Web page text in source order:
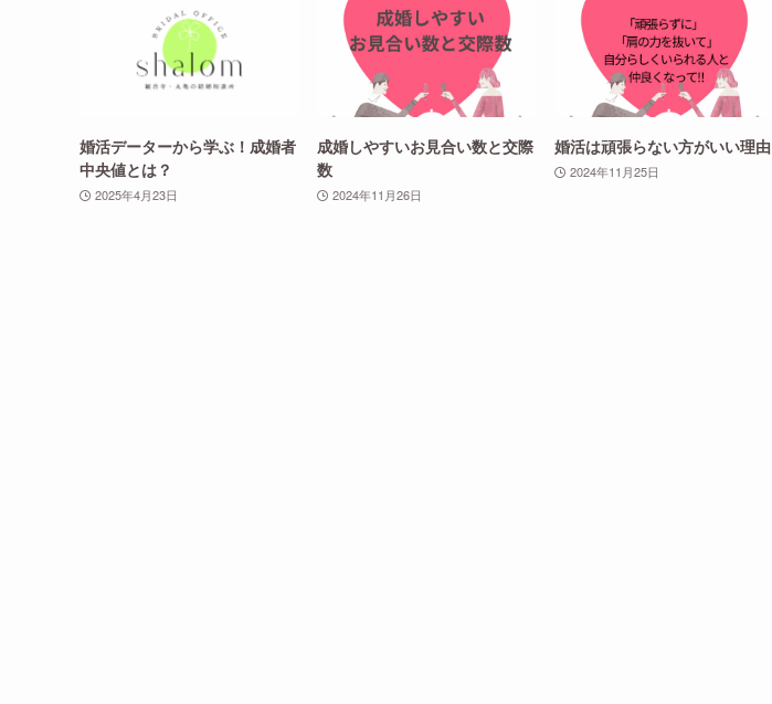
婚活データーから学ぶ！成婚者
中央値とは？
2025年4月23日
成婚しやすいお見合い数と交際
数
2024年11月26日
婚活は頑張らない方がいい理由
2024年11月25日